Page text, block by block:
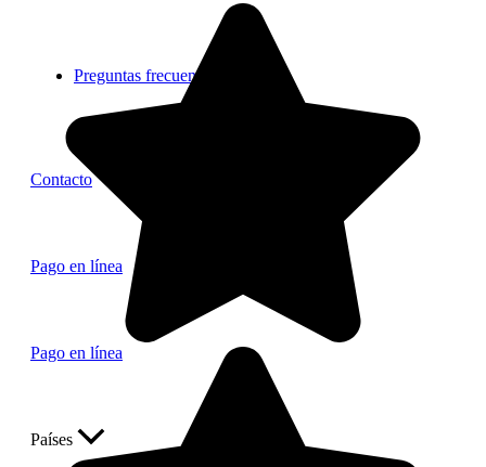
Preguntas frecuentes
Contacto
Pago en línea
Pago en línea
Países